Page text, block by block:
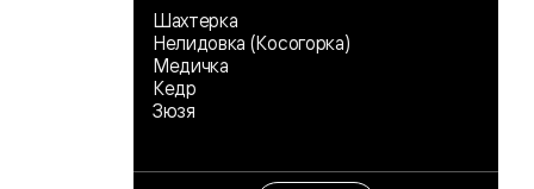
Шахтерка
Нелидовка (Косогорка)
Медичка
Кедр
Зюзя